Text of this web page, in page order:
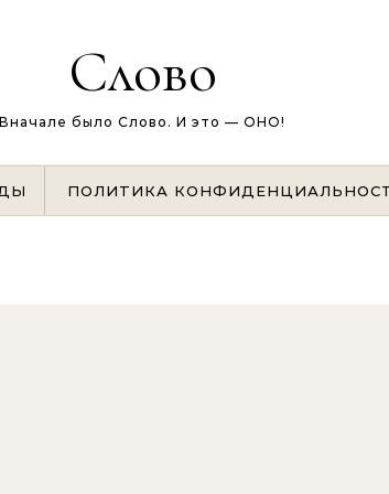
Слово
Вначале было Слово. И это — ОНО!
ПОЛИТИКА